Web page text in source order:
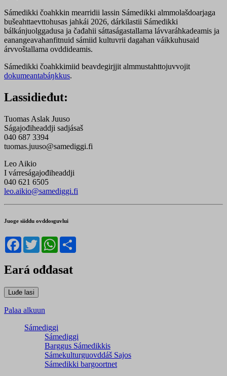
Sámedikki čoahkkin mearridii lassin Sámedikki almmolašdoarjaga
bušeahttaevttohusas jahkái 2026, dárkilastii Sámedikki
bálkánjuolggadusa ja čađahii sáttaságastallama lávvaráhkadeamis ja
eanangeavahanfitnuid sámiid kultuvrii dagahan váikkuhusaid
árvvoštallama ovddideamis.
Sámedikki čoahkkimiid beavdegirjjit almmustahttojuvvojit
dokumeantabáŋkkus.
Lassidieđut:
Tuomas Aslak Juuso
Ságajođiheaddji sadjásaš
040 687 3394
tuomas.juuso@samediggi.fi
Leo Aikio
I várreságajođiheaddji
040 621 6505
leo.aikio@samediggi.fi
Juoge siiddu ovddosguvlui
Facebook
TwitterWhatsApp
Eará ođđasat
Palaa alkuun
Sámediggi
Sámediggi
Barggus Sámedikkis
Sámekulturguovddáš Sajos
Sámedikki bargoortnet